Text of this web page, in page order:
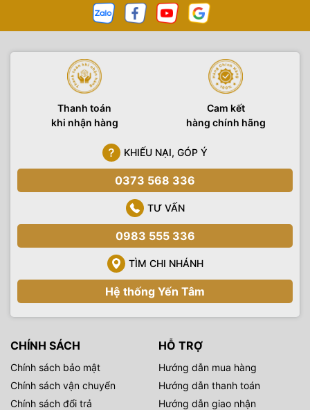
phẩm, ngoài trời, các sản phẩm, phụ kiện công nghệ hàng
chính hãng. Thiết bị hình ảnh Yến Tâm cũng là đơn vị
trường quay ảo đến mọi khách hàng có nhu cầu.
Thanh toán
khi nhận hàng
Cam kết
hàng chính hãng
KHIẾU NẠI, GÓP Ý
0373 568 336
TƯ VẤN
0983 555 336
TÌM CHI NHÁNH
Hệ thống Yến Tâm
CHÍNH SÁCH
Chính sách bảo mật
Chính sách vận chuyển
Chính sách đổi trả
HỖ TRỢ
Hướng dẫn mua hàng
Hướng dẫn thanh toán
Hướng dẫn giao nhận